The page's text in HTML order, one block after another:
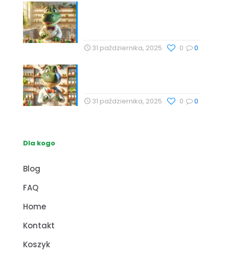
31 października, 2025 0
0
31 października, 2025 0
0
Dla kogo
Blog
FAQ
Home
Kontakt
Koszyk